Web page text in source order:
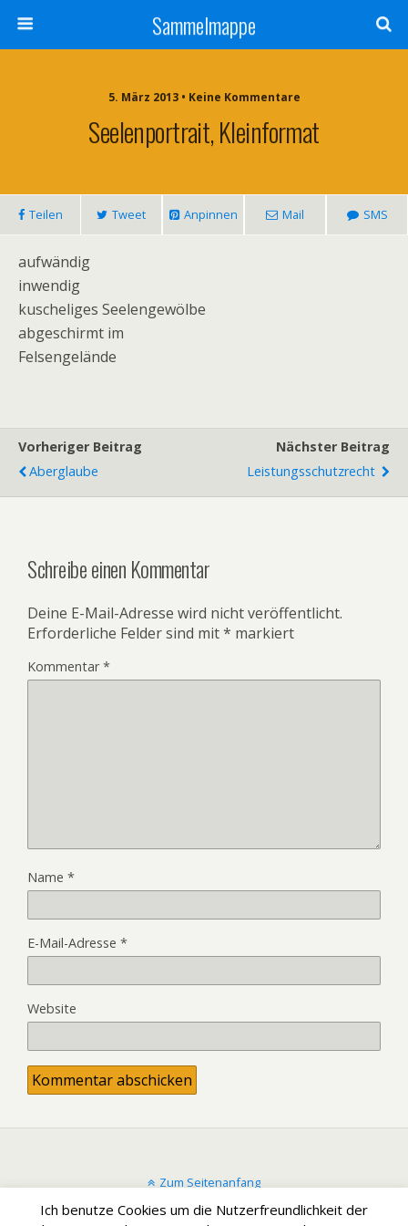
Sammelmappe
5. März 2013 • Keine Kommentare
Seelenportrait, Kleinformat
Teilen Tweet Anpinnen Mail SMS
aufwändig
inwendig
kuscheliges Seelengewölbe
abgeschirmt im
Felsengelände
Vorheriger Beitrag
Aberglaube
Nächster Beitrag
Leistungsschutzrecht
Schreibe einen Kommentar
Deine E-Mail-Adresse wird nicht veröffentlicht.
Erforderliche Felder sind mit* markiert
Kommentar*
Name *
E-Mail-Adresse *
Website
Zum Seitenanfang
Ich benutze Cookies um die Nutzerfreundlichkeit der